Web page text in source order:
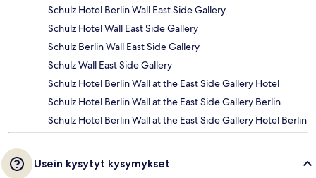
Schulz Hotel Berlin Wall East Side Gallery
Schulz Hotel Wall East Side Gallery
Schulz Berlin Wall East Side Gallery
Schulz Wall East Side Gallery
Schulz Hotel Berlin Wall at the East Side Gallery Hotel
Schulz Hotel Berlin Wall at the East Side Gallery Berlin
Schulz Hotel Berlin Wall at the East Side Gallery Hotel Berlin
Usein kysytyt kysymykset